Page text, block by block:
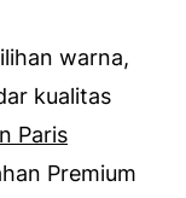
warna,
kualitas
Paris
Premium